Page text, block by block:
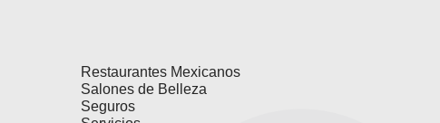
Restaurantes Mexicanos
Salones de Belleza
Seguros